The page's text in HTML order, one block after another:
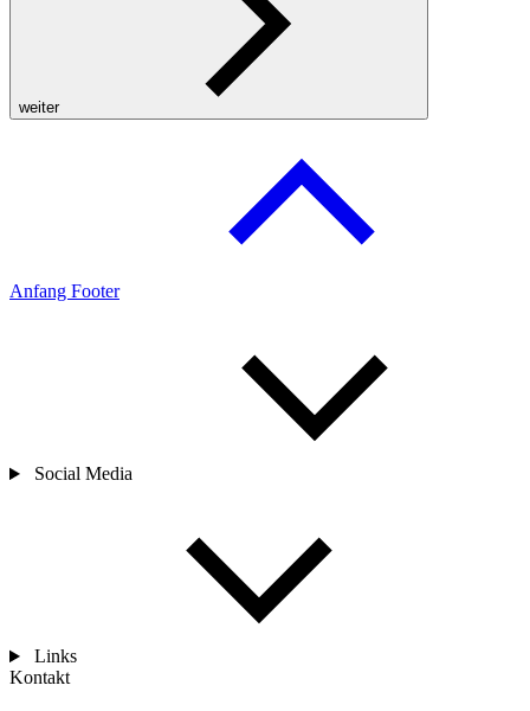
weiter
Anfang Footer
Social Media
Links
Kontakt